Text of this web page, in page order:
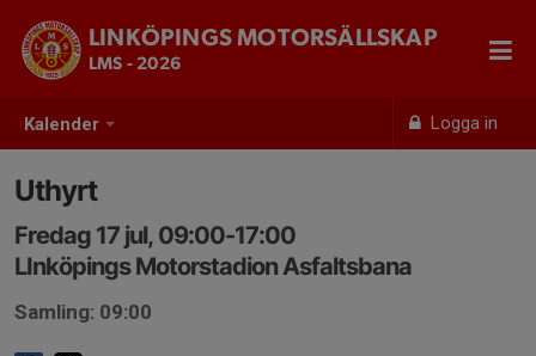
Kalender Logga in
LINKÖPINGS MOTORSÄLLSKAP
LMS - 2026
Uthyrt
Fredag 17 jul, 09:00-17:00
LInköpings Motorstadion Asfaltsbana
Samling: 09:00